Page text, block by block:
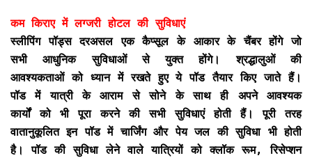
कम किराए में लग्जरी होटल की सुविधाएं
स्लीपिंग पॉड्स दरअसल एक कैप्सूल के आकार के चैंबर होंगे जो
सभी आधुनिक सुविधाओं से युक्त होंगे। श्रद्धालुओं की
आवश्यकताओं को ध्यान में रखते हुए ये पॉड तैयार किए जाते हैं।
पॉड में यात्री के आराम से सोने के साथ ही अपने आवश्यक
कार्यों को भी पूरा करने की सभी सुविधाएं होती हैं। पूरी तरह
वातानुकूलित इन पॉड में चार्जिंग और पेय जल की सुविधा भी होती
है। पॉड की सुविधा लेने वाले यात्रियों को क्लॉक रूम, रिसेप्शन